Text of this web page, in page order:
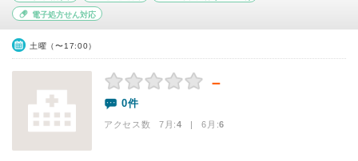
電子処方せん対応
土曜（〜17:00）
－
0件
アクセス数 7月:4 | 6月:6